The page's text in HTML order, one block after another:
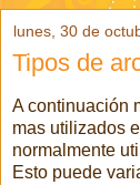
lunes, 30 de
Tipos de
A continuación
mas utilizados
normalmente
Esto puede